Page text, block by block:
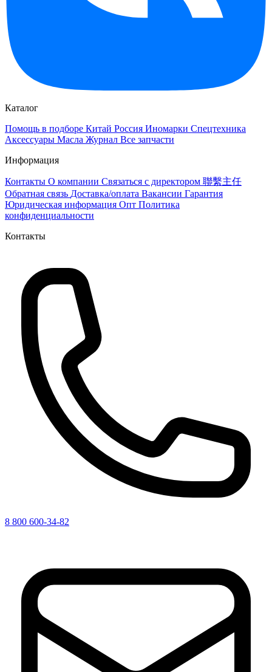
Каталог
Помощь в подборе Китай Россия Иномарки Спецтехника
Аксессуары Масла Журнал Все запчасти
Информация
Контакты О компании Связаться с директором 聯繫主任
Обратная связь Доставка/оплата Вакансии Гарантия
Юридическая информация Опт Политика
конфиденциальности
Контакты
8 800 600-34-82